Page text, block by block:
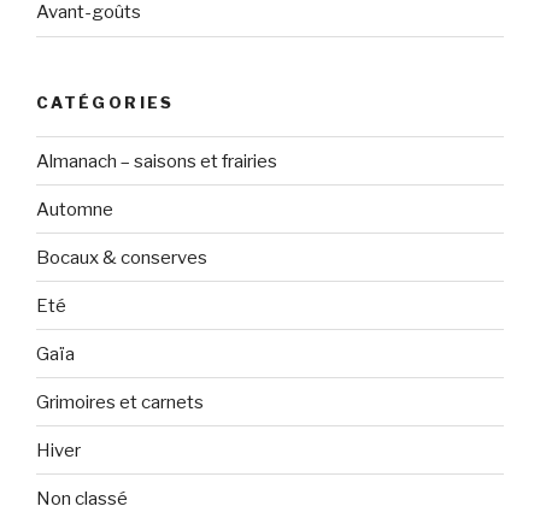
Avant-goûts
CATÉGORIES
Almanach – saisons et frairies
Automne
Bocaux & conserves
Eté
Gaïa
Grimoires et carnets
Hiver
Non classé